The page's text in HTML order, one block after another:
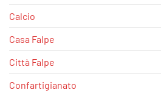
Calcio
Casa Falpe
Città Falpe
Confartigianato